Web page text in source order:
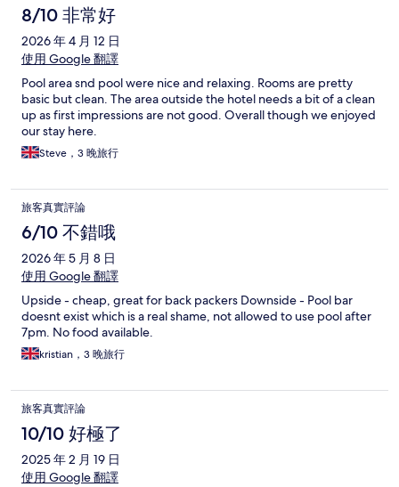
論
8/10 非常好
2026 年 4 月 12 日
使用 Google 翻譯
Pool area snd pool were nice and relaxing. Rooms are pretty
basic but clean. The area outside the hotel needs a bit of a clean
up as first impressions are not good. Overall though we enjoyed
our stay here.
Steve，3 晚旅行
旅客真實評論
6/10 不錯哦
2026 年 5 月 8 日
使用 Google 翻譯
Upside - cheap, great for back packers Downside - Pool bar
doesnt exist which is a real shame, not allowed to use pool after
7pm. No food available.
kristian，3 晚旅行
旅客真實評論
10/10 好極了
2025 年 2 月 19 日
使用 Google 翻譯